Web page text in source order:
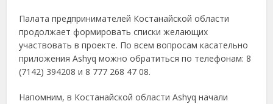
Палата предпринимателей Костанайской области
продолжает формировать списки желающих
участвовать в проекте. По всем вопросам касательно
приложения Ashyq можно обратиться по телефонам: 8
(7142) 394208 и 8 777 268 47 08.
Напомним, в Костанайской области Ashyq начали